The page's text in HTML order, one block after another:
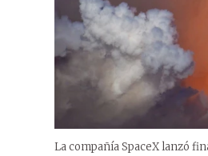
La compañía SpaceX lanzó